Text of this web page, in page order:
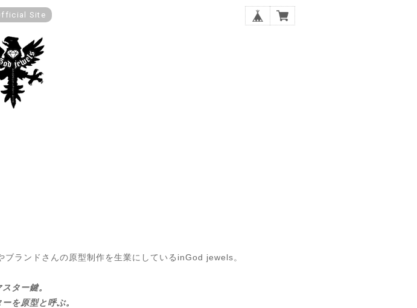
Site
ランドさんの原型制作を生業にしているinGod jewels。
ター鍵。
を原型と呼ぶ。